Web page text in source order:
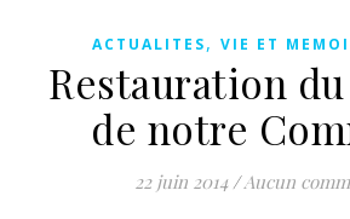
ACTUALITES, VIE ET
Restauration
de notre
22 juin 2014 /Aucun